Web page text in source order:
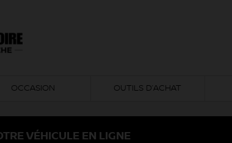
OCCASION OUTILS D’ACHAT
VÉHICULE EN LIGNE